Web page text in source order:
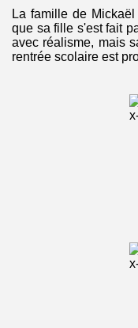
La famille de
que sa fille s'est fait
avec réalisme, mais
rentrée scolaire est